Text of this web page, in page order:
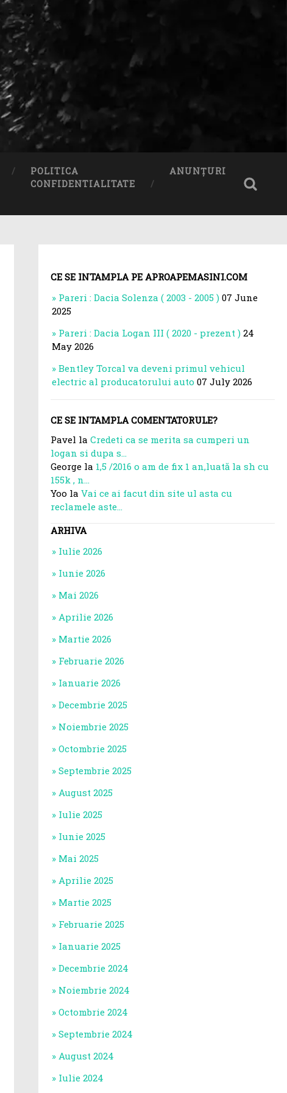
POLITICA
CONFIDENTIALITATE
ANUNȚURI
CE SE INTAMPLA PE APROAPEMASINI.COM
Pareri : Dacia Solenza ( 2003 - 2005 ) 07 June
2025
Pareri : Dacia Logan III ( 2020 - prezent ) 24
May 2026
Bentley Torcal va deveni primul vehicul
electric al producatorului auto 07 July 2026
CE SE INTAMPLA COMENTATORULE?
Pavel la Credeti ca se merita sa cumperi un
logan si dupa s...
George la 1,5 /2016 o am de fix 1 an,luată la sh cu
155k , n...
Yoo la Vai ce ai facut din site ul asta cu
reclamele aste...
ARHIVA
Iulie 2026
Iunie 2026
Mai 2026
Aprilie 2026
Martie 2026
Februarie 2026
Ianuarie 2026
Decembrie 2025
Noiembrie 2025
Octombrie 2025
Septembrie 2025
August 2025
Iulie 2025
Iunie 2025
Mai 2025
Aprilie 2025
Martie 2025
Februarie 2025
Ianuarie 2025
Decembrie 2024
Noiembrie 2024
Octombrie 2024
Septembrie 2024
August 2024
Iulie 2024